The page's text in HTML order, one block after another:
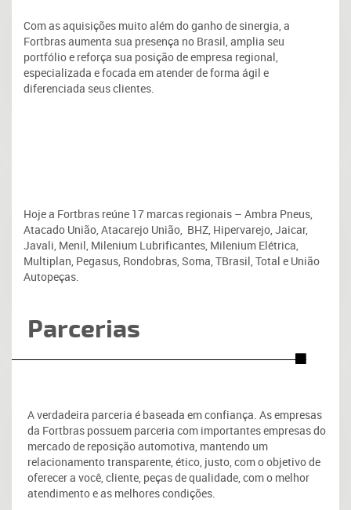
Com as aquisições muito além do ganho de sinergia, a
Fortbras aumenta sua presença no Brasil, amplia seu
portfólio e reforça sua posição de empresa regional,
especializada e focada em atender de forma ágil e
diferenciada seus clientes.
Hoje a Fortbras reúne 17 marcas regionais – Ambra Pneus,
Atacado União, Atacarejo União, BHZ, Hipervarejo, Jaicar,
Javali, Menil, Milenium Lubrificantes, Milenium Elétrica
Multiplan, Pegasus, Rondobras, Soma, TBrasil, Total e União
Autopeças.
Parcerias
A verdadeira parceria é baseada em confiança. As empresas
da Fortbras possuem parceria com importantes empresas do
mercado de reposição automotiva, mantendo um
relacionamento transparente, ético, justo, com o objetivo de
oferecer a você, cliente, peças de qualidade, com o melhor
atendimento e as melhores condições.